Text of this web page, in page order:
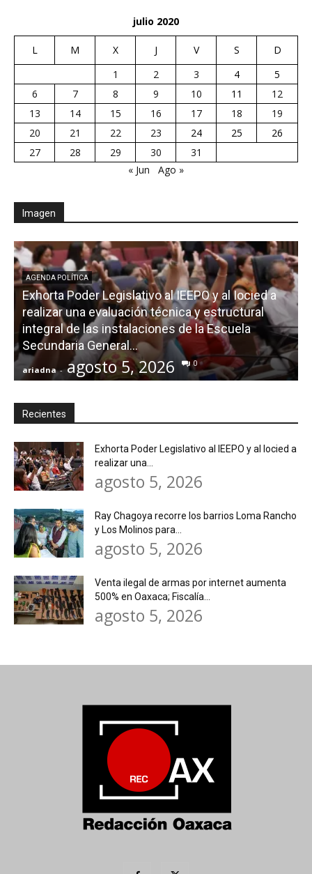
julio 2020
L M X J V S
D
1
2 3 4
5
6
7 8 9 10 11
12
13
14 15 16 17 18
19
20
21 22 23 24 25
26
27
28 29 30
31
« Jun
Ago »
Imagen
AGENDA POLÍTICA
Exhorta Poder Legislativo al IEEPO y al Iocied a
realizar una evaluación técnica y estructural
integral de las instalaciones de la Escuela
Secundaria General...
ariadna - agosto 5, 2026 0
Recientes
Exhorta Poder Legislativo al IEEPO y al Iocied a
realizar una...
agosto 5, 2026
Ray Chagoya recorre los barrios Loma Rancho
y Los Molinos para...
agosto 5, 2026
Venta ilegal de armas por internet aumenta
500% en Oaxaca; Fiscalía...
agosto 5, 2026